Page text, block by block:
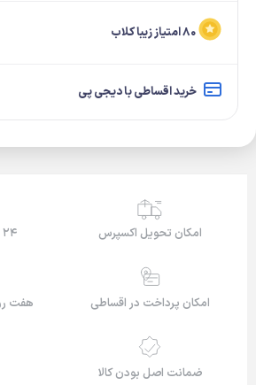
۸۰ امتیاز زیبا کلاب
خرید اقساطی با دیجی پی
امکان تحویل اکسپرس ۲۴ ساعته، ۷ روز هفته
امکان پرداخت در اقساطی هفت
ضمانت اصل بودن کالا